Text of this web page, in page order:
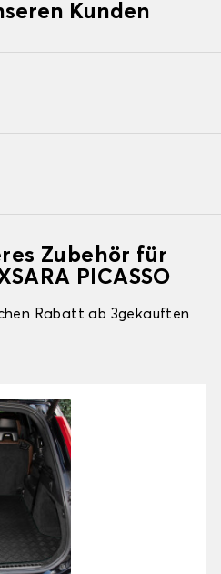
Kunden
Zubehör für
PICASSO
Rabatt ab 3gekauften